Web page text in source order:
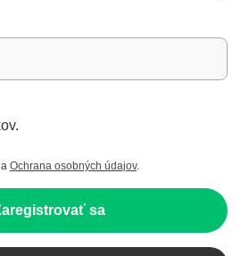
a Ochrana osobných údajov.
sa